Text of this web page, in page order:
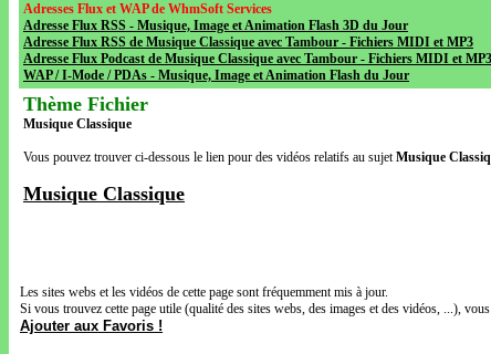
Adresses Flux et WAP de WhmSoft Services
Adresse Flux RSS - Musique, Image et Animation Flash 3D du Jour
Adresse Flux RSS de Musique Classique avec Tambour - Fichiers MIDI et MP3
Adresse Flux Podcast de Musique Classique avec Tambour - Fichiers MIDI et MP3
WAP / I-Mode / PDAs - Musique, Image et Animation Flash du Jour
Thème Fichier
Musique Classique
Vous pouvez trouver ci-dessous le lien pour des vidéos relatifs au sujetMusique
Musique Classique
Les sites webs et les vidéos de cette page sont fréquemment mis à jour.
Si vous trouvez cette page utile (qualité des sites webs, des images et des vidéos, ...),
Ajouter aux Favoris !